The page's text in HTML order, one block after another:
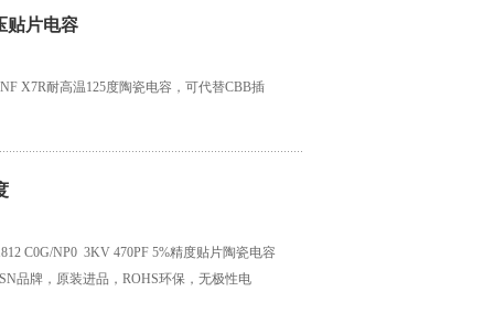
贴片电容
X7R耐高温125度陶瓷电容，可代替CBB插
C0G/NP0 3KV 470PF 5%精度贴片陶瓷电容
品牌，原装进品，ROHS环保，无极性电